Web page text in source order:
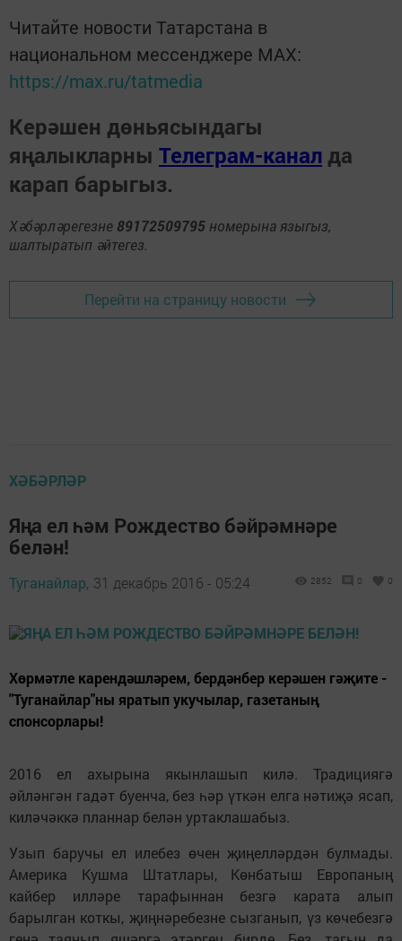
Читайте новости Татарстана в
национальном мессенджере MАХ:
https://max.ru/tatmedia
Керәшен дөньясындагы
яңалыкларны Телеграм-канал да
карап барыгыз.
Хәбәрләрегезне 89172509795 номерына языгыз,
шалтыратып әйтегез.
Перейти на страницу новости
ХӘБӘРЛӘР
Яңа ел һәм Рождество бәйрәмнәре
белән!
Туганайлар, 31 декабрь 2016 - 05:24 2852 0 0
Хөрмәтле карендәшләрем, бердәнбер керәшен гәҗите -
"Туганайлар"ны яратып укучылар, газетаның
спонсорлары!
2016 ел ахырына якынлашып килә. Традициягә
әйләнгән гадәт буенча, без һәр үткән елга нәтиҗә ясап,
киләчәккә планнар белән уртаклашабыз.
Узып баручы ел илебез өчен җиңелләрдән булмады.
Америка Кушма Штатлары, Көнбатыш Европаның
кайбер илләре тарафыннан безгә карата алып
барылган коткы, җиңнәребезне сызганып, үз көчебезгә